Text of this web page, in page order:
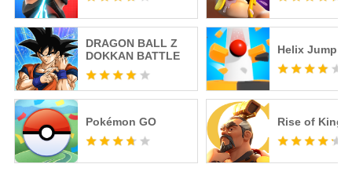
DRAGON BALL Z
DOKKAN BATTLE
Helix Jump
Pokémon GO Rise of